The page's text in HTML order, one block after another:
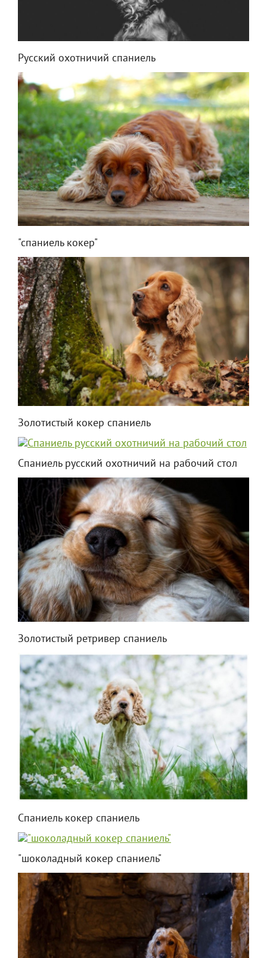
Русский охотничий спаниель
"спаниель кокер"
Золотистый кокер спаниель
Спаниель русский охотничий на рабочий стол
Золотистый ретривер спаниель
Спаниель кокер спаниель
"шоколадный кокер спаниель"